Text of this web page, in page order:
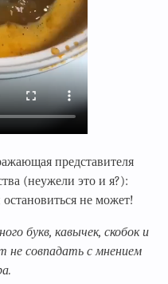
представителя
(неужели это и я?):
не может!
букв, кавычек, скобок и
не совпадать с мнением